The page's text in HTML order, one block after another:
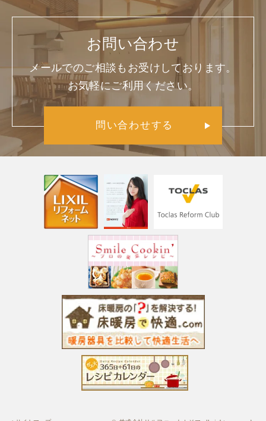
お問い合わせ
メールでのご相談もお受けしております。
お気軽にご利用ください。
問い合わせする